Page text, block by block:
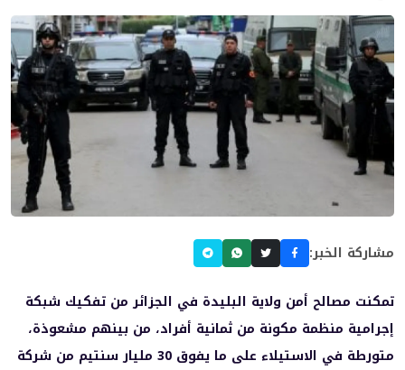
مشاركة الخبر:
تمكنت مصالح أمن ولاية البليدة في الجزائر من تفكيك شبكة
إجرامية منظمة مكونة من ثمانية أفراد، من بينهم مشعوذة،
متورطة في الاستيلاء على ما يفوق 30 مليار سنتيم من شركة